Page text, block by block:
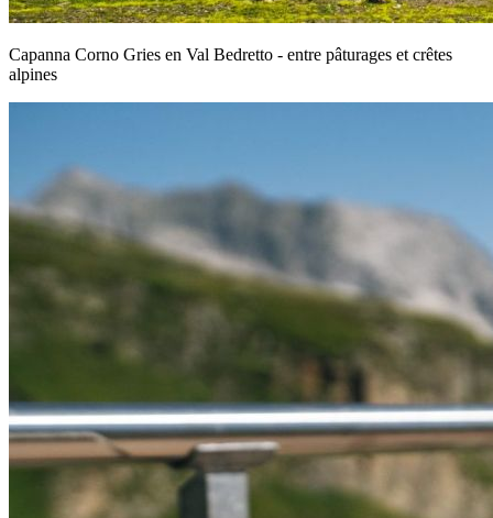
Capanna Corno Gries en Val Bedretto - entre pâturages et crêtes
alpines